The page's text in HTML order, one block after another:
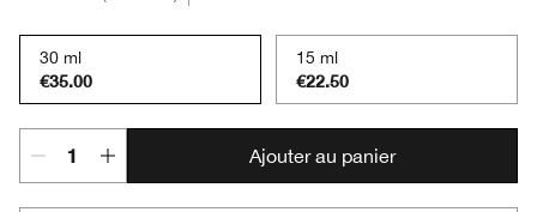
30 ml
€35.00
15 ml
€22.50
Ajouter au panier